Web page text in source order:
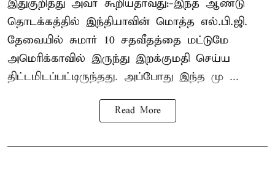
இதுகுறித்து அவர் கூறியதாவது:-இந்த ஆண்டு
தொடக்கத்தில் இந்தியாவின் மொத்த எல்.பி.ஜி.
தேவையில் சுமார் 10 சதவீதத்தை மட்டுமே
அமெரிக்காவில் இருந்து இறக்குமதி செய்ய
திட்டமிடப்பட்டிருந்தது. அப்போது இந்த மு ...
Read More